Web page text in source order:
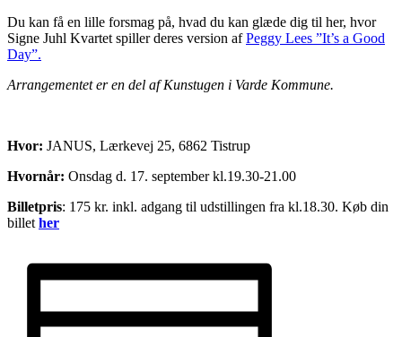
Du kan få en lille forsmag på, hvad du kan glæde dig til her, hvor
Signe Juhl Kvartet spiller deres version afPeggy Lees ”It’s a Good
Day”.
Arrangementet er en del af Kunstugen i Varde Kommune.
Hvor: JANUS, Lærkevej 25, 6862 Tistrup
Hvornår: Onsdag d. 17. september kl.19.30-21.00
Billetpris: 175 kr. inkl. adgang til udstillingen fra kl.18.30. Køb din
billet her